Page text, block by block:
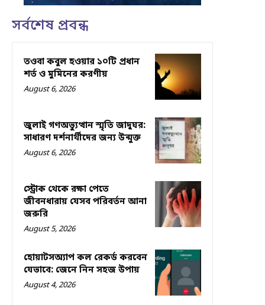
সর্বশেষ প্রবন্ধ
তওবা কবুল হওয়ার ১০টি প্রধান
শর্ত ও মুমিনের করণীয়
August 6, 2026
জুলাই গণঅভ্যুত্থান স্মৃতি জাদুঘর:
সাধারণ দর্শনার্থীদের জন্য উন্মুক্ত
August 6, 2026
স্ট্রোক থেকে রক্ষা পেতে
জীবনধারায় যেসব পরিবর্তন আনা
জরুরি
August 5, 2026
হোয়াটসঅ্যাপ কল রেকর্ড করবেন
যেভাবে: জেনে নিন সহজ উপায়
August 4, 2026